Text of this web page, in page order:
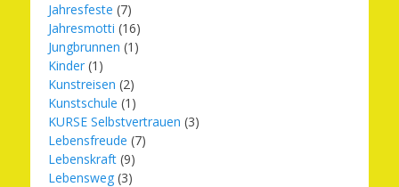
Jahresfeste (7)
Jahresmotti (16)
Jungbrunnen (1)
Kinder (1)
Kunstreisen (2)
Kunstschule (1)
KURSE Selbstvertrauen (3)
Lebensfreude (7)
Lebenskraft (9)
Lebensweg (3)